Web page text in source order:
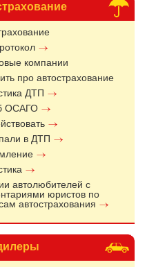
компании
про автострахование
ДТП
ОСАГО
в ДТП
автолюбителей с
юристов по
автострахования